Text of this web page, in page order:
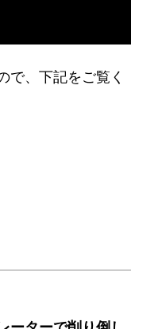
で、下記をご覧く